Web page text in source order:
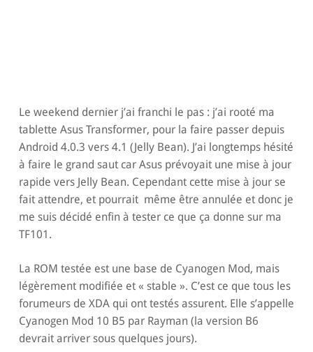
Le weekend dernier j’ai franchi le pas : j’ai rooté ma
tablette Asus Transformer, pour la faire passer depuis
Android 4.0.3 vers 4.1 (Jelly Bean). J’ai longtemps hésité
à faire le grand saut car Asus prévoyait une mise à jour
rapide vers Jelly Bean. Cependant cette mise à jour se
fait attendre, et pourrait même être annulée et donc je
me suis décidé enfin à tester ce que ça donne sur ma
TF101.
La ROM testée est une base de Cyanogen Mod, mais
légèrement modifiée et « stable ». C’est ce que tous les
forumeurs de XDA qui ont testés assurent. Elle s’appelle
Cyanogen Mod 10 B5 par Rayman (la version B6
devrait arriver sous quelques jours).